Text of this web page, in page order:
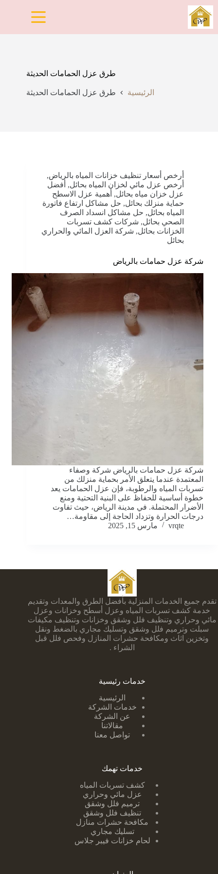
التجاوز
إلى
المحتوى
طرق عزل الحمامات الحديثة
الرئيسية طرق عزل الحمامات الحديثة
أرخص أسعار تنظيف خزانات المياه بالرياض,
أرخص عزل مائي لخزان المياه بحائل, أفضل
عزل خزان مياه بحائل, أهمية عزل الاسطح
حماية منزلك بحائل, حل مشاكل ارتفاع فاتورة
المياه بحائل, حل مشاكل انسداد الصرف
الصحي بحائل, شركات كشف تسربات
الخزانات بحائل, شركة العزل المائي والحراري
بحائل
شركة عزل حمامات بالرياض
شركة عزل حمامات بالرياض شركة وصفاء
المعتمدة عندما يتعلق الأمر بحماية منزلك من
تسربات المياه والرطوبة، فإن عزل الحمامات يعد
خطوة أساسية للحفاظ على البنية التحتية ومنع
الأضرار المحتملة. في مدينة الرياض، حيث تفاوت
درجات الحرارة وتزداد الحاجة إلى مقاومة…
vrqte
مارس 15, 2025
تقدم جميع الخدمات المنزلية بأفضل الطرق والمعدات وتقديم
خدمة كشف تسربات المياه وعزل أسطح وخزانات وعزل
مائي وحراري وتنظيف فلل وشقق وخزانات وتنظيف مكيفات
سبلت وترميم فلل وشقق وتسليك مجاري بالضغط ونقل
وتخزين اثاث ومكافحة حشرات المنازل وفحص فلل قبل
الشراء .
خدمات رئيسية
الرئيسية
خدمات الشركة
عن الشركة
مقالاتنا
تواصل معنا
خدمات تهمك
كشف تسربات ا لمياه
عزل مائي وحراري
ترميم فلل وشقق
تنظيف فلل وشقق
مكافحة حشرات منازل
تسليك مجاري
لحام خزانات فيبر جلاس